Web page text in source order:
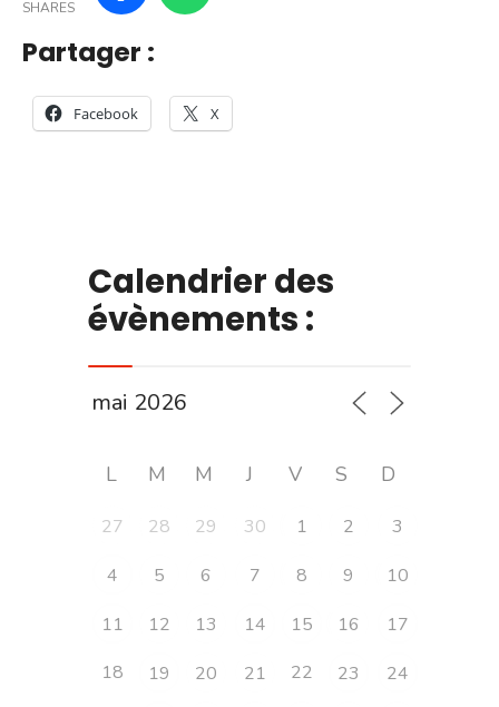
SHARES
Partager :
Facebook X
Calendrier des
évènements :
L M M J V S D
27 28 29 30 1 2
3
4
5 6 7 8 9
10
11
12 13 14 15 16
17
18
19 20 21 22 23
24